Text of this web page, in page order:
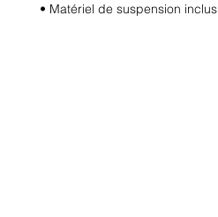
• Matériel de suspension inclus